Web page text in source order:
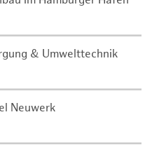
& Umwelttechnik
Neuwerk